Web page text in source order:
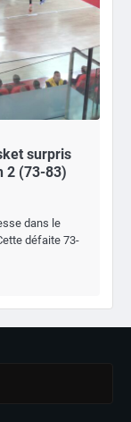
surpris
2 (73-83)
dans le
défaite 73-